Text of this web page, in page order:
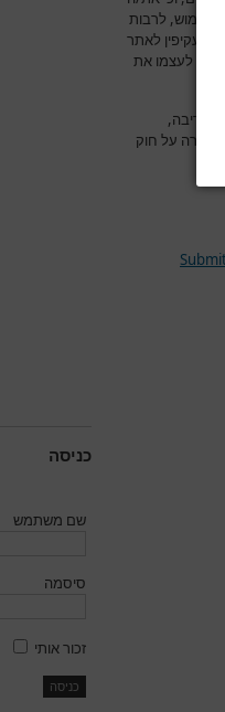
שימוש, לרבות
בעקיפין לאתר
שומר לעצמו את
דיבה,
עבירה על חוק
כניסה
שם משתמש
סיסמה
זכור אותי